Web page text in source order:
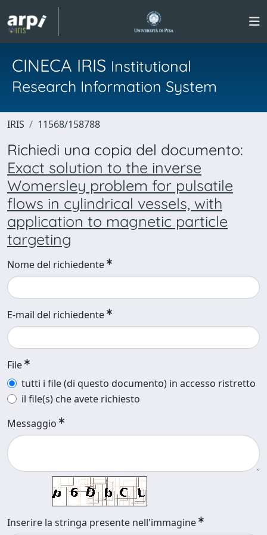
CINECA IRIS Institutional
Research Information System
IRIS 11568/158788
Richiedi una copia del documento:
Exact solution to the inverse
Womersley problem for pulsatile
flows in cylindrical vessels, with
application to magnetic particle
targeting
Nome del richiedente
E-mail del richiedente
File
tutti i file (di questo documento) in accesso ristretto
il file(s) che avete richiesto
Messaggio
Inserire la stringa presente nell'immagine